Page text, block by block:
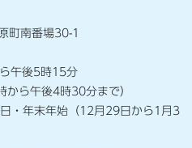
町南番場30-1
午後5時15分
から午後4時30分まで）
・年末年始（12月29日から1月3